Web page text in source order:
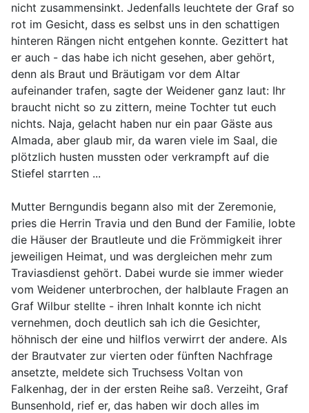
nicht zusammensinkt. Jedenfalls leuchtete der Graf so
rot im Gesicht, dass es selbst uns in den schattigen
hinteren Rängen nicht entgehen konnte. Gezittert hat
er auch - das habe ich nicht gesehen, aber gehört,
denn als Braut und Bräutigam vor dem Altar
aufeinander trafen, sagte der Weidener ganz laut: Ihr
braucht nicht so zu zittern, meine Tochter tut euch
nichts. Naja, gelacht haben nur ein paar Gäste aus
Almada, aber glaub mir, da waren viele im Saal, die
plötzlich husten mussten oder verkrampft auf die
Stiefel starrten ...
Mutter Berngundis begann also mit der Zeremonie,
pries die Herrin Travia und den Bund der Familie, lobte
die Häuser der Brautleute und die Frömmigkeit ihrer
jeweiligen Heimat, und was dergleichen mehr zum
Traviasdienst gehört. Dabei wurde sie immer wieder
vom Weidener unterbrochen, der halblaute Fragen an
Graf Wilbur stellte - ihren Inhalt konnte ich nicht
vernehmen, doch deutlich sah ich die Gesichter,
höhnisch der eine und hilflos verwirrt der andere. Als
der Brautvater zur vierten oder fünften Nachfrage
ansetzte, meldete sich Truchsess Voltan von
Falkenhag, der in der ersten Reihe saß. Verzeiht, Graf
Bunsenhold, rief er, das haben wir doch alles im